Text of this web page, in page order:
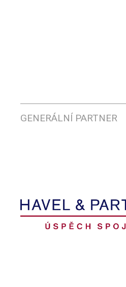
GENERÁLNÍ PARTNER